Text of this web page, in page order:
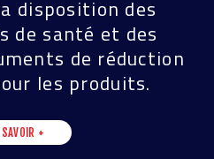
disposition des
de santé et des
de réduction
les produits.
SAVOIR +